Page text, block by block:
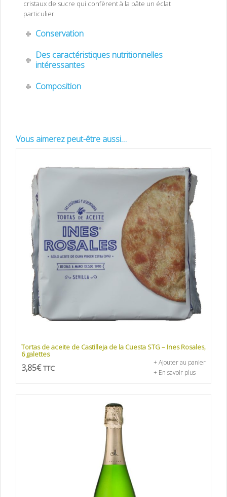
cristaux de sucre qui confèrent à la pâte un éclat
particulier.
Conservation
Des caractéristiques nutritionnelles
intéressantes
Composition
Vous aimerez peut-être aussi…
Tortas de aceite de Castilleja de la Cuesta STG – Ines Rosales,
6 galettes
3,85€ TTC
+ Ajouter au panier
+ En savoir plus